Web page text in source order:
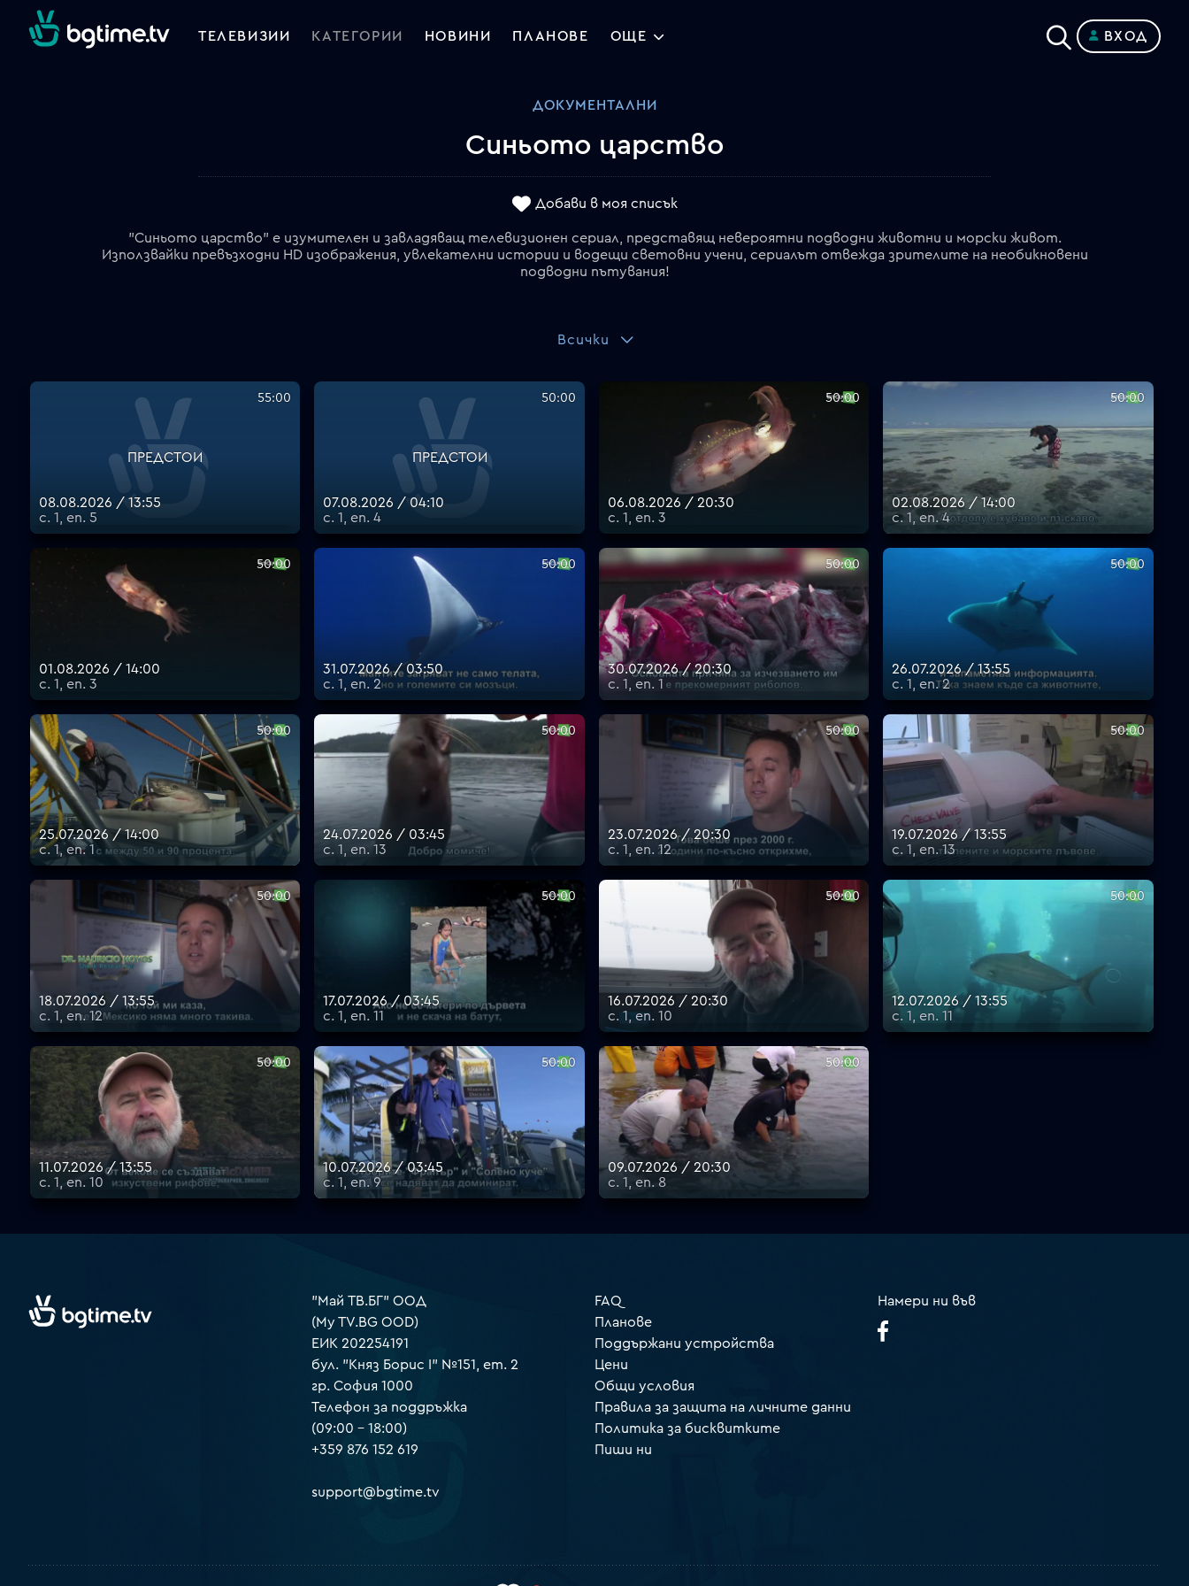
ТЕЛЕВИЗИИ КАТЕГОРИИ НОВИНИ ПЛАНОВЕ ОЩЕ ВХОД
ДОКУМЕНТАЛНИ
Синьото царство
Добави в моя списък
"Синьото царство" е изумителен и завладяващ телевизионен сериал, представящ невероятни подводни животни и морски живот.
Използвайки превъзходни HD изображения, увлекателни истории и водещи световни учени, сериалът отвежда зрителите на необикновени
подводни пътувания!
Всички
ПРЕДСТОИ
55:00
08.08.2026 / 13:55
с. 1, еп. 5
ПРЕДСТОИ
50:00
07.08.2026 / 04:10
с. 1, еп. 4
50:00
06.08.2026 / 20:30
с. 1, еп. 3
50:00
02.08.2026 / 14:00
с. 1, еп. 4
50:00
01.08.2026 / 14:00
с. 1, еп. 3
50:00
31.07.2026 / 03:50
с. 1, еп. 2
50:00
30.07.2026 / 20:30
с. 1, еп. 1
50:00
26.07.2026 / 13:55
с. 1, еп. 2
50:00
25.07.2026 / 14:00
с. 1, еп. 1
50:00
24.07.2026 / 03:45
с. 1, еп. 13
50:00
23.07.2026 / 20:30
с. 1, еп. 12
50:00
19.07.2026 / 13:55
с. 1, еп. 13
50:00
18.07.2026 / 13:55
с. 1, еп. 12
50:00
17.07.2026 / 03:45
с. 1, еп. 11
50:00
16.07.2026 / 20:30
с. 1, еп. 10
50:00
12.07.2026 / 13:55
с. 1, еп. 11
50:00
11.07.2026 / 13:55
с. 1, еп. 10
50:00
10.07.2026 / 03:45
с. 1, еп. 9
50:00
09.07.2026 / 20:30
с. 1, еп. 8
"Май ТВ.БГ" ООД
(My TV.BG OOD)
ЕИК 202254191
бул. "Княз Борис I" №151, ет. 2
гр. София 1000
Телефон за поддръжка
(09:00 – 18:00)
+359 876 152 619
support@bgtime.tv
FAQ
Планове
Поддържани устройства
Цени
Общи условия
Правила за защита на личните данни
Политика за бисквитките
Пиши ни
Намери ни във